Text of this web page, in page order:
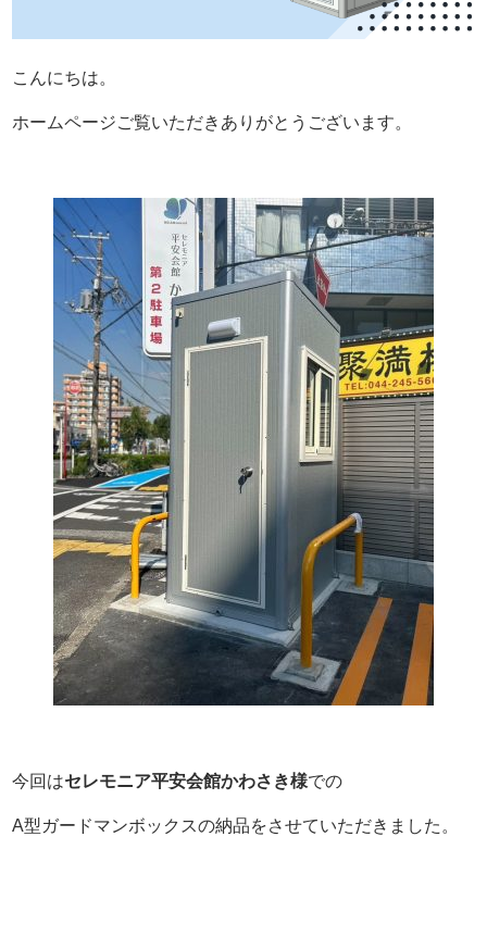
こんにちは。
ホームページご覧いただきありがとうございます。
今回はセレモニア平安会館かわさき様での
A型ガードマンボックスの納品をさせていただきました。